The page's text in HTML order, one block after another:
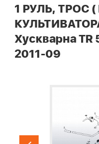
1 РУЛЬ, ТРОС
Хускварна
2011-09